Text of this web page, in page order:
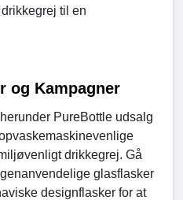
til en
og Kampagner
PureBottle udsalg
drikkegrej. Gå
glasflasker
designflasker for at